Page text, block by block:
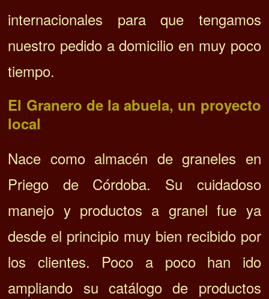
internacionales para que tengamos
nuestro pedido a domicilio en muy poco
tiempo.
El Granero de la abuela, un proyecto
local
Nace como almacén de graneles en
Priego de Córdoba. Su cuidadoso
manejo y productos a granel fue ya
desde el principio muy bien recibido por
los clientes. Poco a poco han ido
ampliando su catálogo de productos